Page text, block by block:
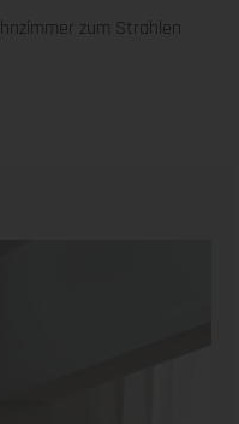
zum Strahlen